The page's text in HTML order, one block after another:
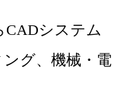
システム
グ、機械・電